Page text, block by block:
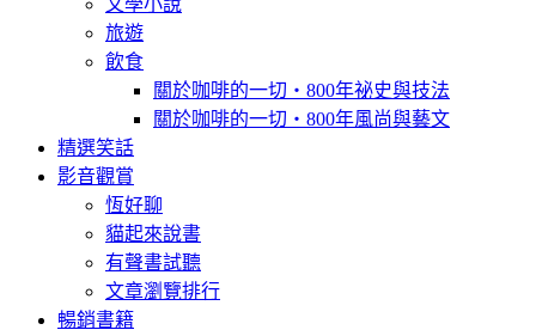
旅遊
飲食
關於咖啡的一切‧800年祕史與技法
關於咖啡的一切‧800年風尚與藝文
精選笑話
影音觀賞
恆好聊
貓起來說書
有聲書試聽
文章瀏覽排行
暢銷書籍